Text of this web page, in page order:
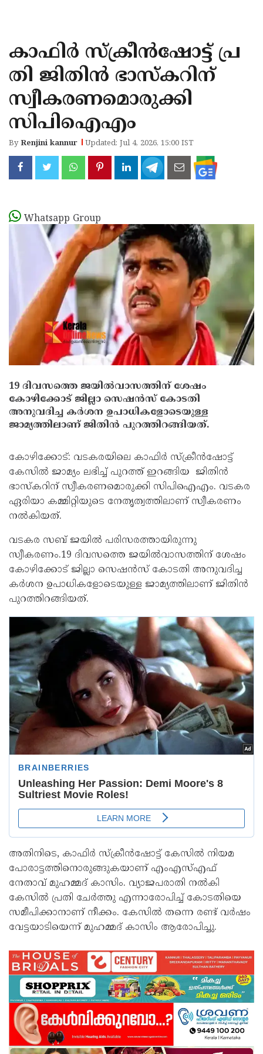
KANNUR
KASARAGOD
കാഫിര്‍ സ്‌ക്രീന്‍ഷോട്ട് പ്ര
തി ജിതിന്‍ ഭാസ്‌കറിന്
സ്വീകരണമൊരുക്കി
സിപിഐഎം
ByRenjini kannur Updated: Jul 4, 2026, 15:00 IST
Whatsapp Group
19 ദിവസത്തെ ജയില്‍വാസത്തിന് ശേഷം
കോഴിക്കോട് ജില്ലാ സെഷൻസ് കോടതി
അനുവദിച്ച കർശന ഉപാധികളോടെയുള്ള
ജാമ്യത്തിലാണ് ജിതിൻ പുറത്തിറങ്ങിയത്.
കോഴിക്കോട്: വടകരയിലെ കാഫിര്‍ സ്‌ക്രീന്‍ഷോട്ട്
കേസില്‍ ജാമ്യം ലഭിച്ച് പുറത്ത് ഇറങ്ങിയ ജിതിന്‍
ഭാസ്‌കറിന് സ്വീകരണമൊരുക്കി സിപിഐഎം. വടകര
ഏരിയാ കമ്മിറ്റിയുടെ നേതൃത്വത്തിലാണ് സ്വീകരണം
നല്‍കിയത്.
വടകര സബ് ജയില്‍ പരിസരത്തായിരുന്നു
സ്വീകരണം.19 ദിവസത്തെ ജയില്‍വാസത്തിന് ശേഷം
കോഴിക്കോട് ജില്ലാ സെഷൻസ് കോടതി അനുവദിച്ച
കർശന ഉപാധികളോടെയുള്ള ജാമ്യത്തിലാണ് ജിതിൻ
പുറത്തിറങ്ങിയത്.
അതിനിടെ, കാഫിര്‍ സ്‌ക്രീന്‍ഷോട്ട് കേസില്‍ നിയമ
പോരാട്ടത്തിനൊരുങ്ങുകയാണ് എംഎസ്എഫ്
നേതാവ് മുഹമ്മദ് കാസിം. വ്യാജപരാതി നല്‍കി
കേസില്‍ പ്രതി ചേര്‍ത്തു എന്നാരോപിച്ച് കോടതിയെ
സമീപിക്കാനാണ് നീക്കം. കേസില്‍ തന്നെ രണ്ട് വര്‍ഷം
വേട്ടയാടിയെന്ന് മുഹമ്മദ് കാസിം ആരോപിച്ചു.